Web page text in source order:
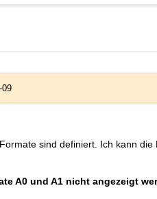
09
sind definiert. Ich kann
A0 und A1 nicht angezeigt